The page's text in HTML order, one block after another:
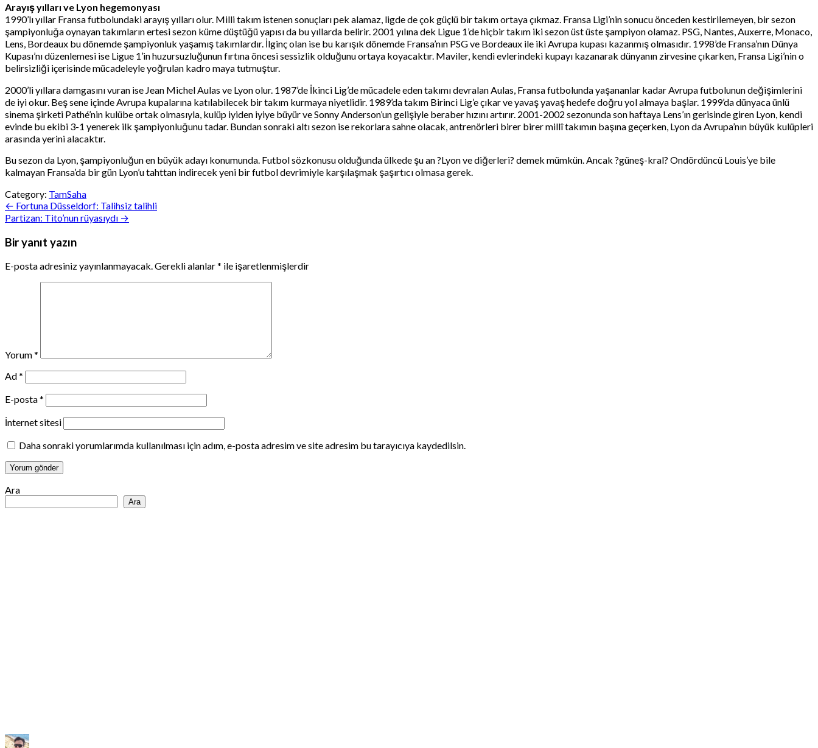
Arayış yılları ve Lyon hegemonyası
1990’lı yıllar Fransa futbolundaki arayış yılları olur. Milli takım istenen sonuçları pek alamaz, ligde de çok güçlü bir takım ortaya çıkmaz. Fransa Ligi’nin sonucu önceden kestirilemeyen, bir sezon
şampiyonluğa oynayan takımların ertesi sezon küme düştüğü yapısı da bu yıllarda belirir. 2001 yılına dek Ligue 1’de hiçbir takım iki sezon üst üste şampiyon olamaz. PSG, Nantes, Auxerre, Monaco,
Lens, Bordeaux bu dönemde şampiyonluk yaşamış takımlardır. İlginç olan ise bu karışık dönemde Fransa’nın PSG ve Bordeaux ile iki Avrupa kupası kazanmış olmasıdır. 1998’de Fransa’nın Dünya
Kupası’nı düzenlemesi ise Ligue 1’in huzursuzluğunun fırtına öncesi sessizlik olduğunu ortaya koyacaktır. Maviler, kendi evlerindeki kupayı kazanarak dünyanın zirvesine çıkarken, Fransa Ligi’nin o
belirsizliği içerisinde mücadeleyle yoğrulan kadro maya tutmuştur.
2000’li yıllara damgasını vuran ise Jean Michel Aulas ve Lyon olur. 1987’de İkinci Lig’de mücadele eden takımı devralan Aulas, Fransa futbolunda yaşananlar kadar Avrupa futbolunun değişimlerini
de iyi okur. Beş sene içinde Avrupa kupalarına katılabilecek bir takım kurmaya niyetlidir. 1989’da takım Birinci Lig’e çıkar ve yavaş yavaş hedefe doğru yol almaya başlar. 1999’da dünyaca ünlü
sinema şirketi Pathé’nin kulübe ortak olmasıyla, kulüp iyiden iyiye büyür ve Sonny Anderson’un gelişiyle beraber hızını artırır. 2001-2002 sezonunda son haftaya Lens’ın gerisinde giren Lyon, kendi
evinde bu ekibi 3-1 yenerek ilk şampiyonluğunu tadar. Bundan sonraki altı sezon ise rekorlara sahne olacak, antrenörleri birer birer millî takımın başına geçerken, Lyon da Avrupa’nın büyük kulüpleri
arasında yerini alacaktır.
Bu sezon da Lyon, şampiyonluğun en büyük adayı konumunda. Futbol sözkonusu olduğunda ülkede şu an ?Lyon ve diğerleri? demek mümkün. Ancak ?güneş-kral? Ondördüncü Louis’ye bile
kalmayan Fransa’da bir gün Lyon’u tahttan indirecek yeni bir futbol devrimiyle karşılaşmak şaşırtıcı olmasa gerek.
Category: TamSaha
Yazı
gezinmesi
← Fortuna Düsseldorf: Talihsiz talihli
Partizan: Tito’nun rüyasıydı →
Bir yanıt yazın
E-posta adresiniz yayınlanmayacak.Gerekli alanlar* ile işaretlenmişlerdir
Yorum*
Ad*
E-posta*
İnternet sitesi
Daha sonraki yorumlarımda kullanılması için adım, e-posta adresim ve site adresim bu tarayıcıya kaydedilsin.
Ara
Ara